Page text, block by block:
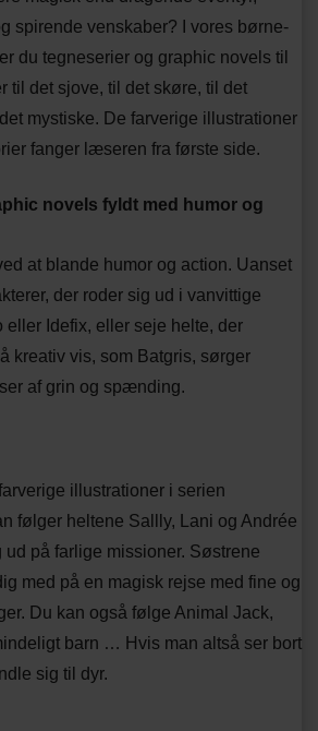
spirende venskaber? I vores børne-
du tegneserier og graphic novels til
til det sjove, til det skøre, til det
mystiske. De farverige illustrationer
fanger læseren fra første side.
novels fyldt med humor og
at blande humor og action. Uanset
der roder sig ud i vanvittige
eller Idefix, eller seje helte, der
kreativ vis, som Batgris, sørger
af grin og spænding.
illustrationer i serien
følger heltene Sallly, Lani og Andrée
ud på farlige missioner. Søstrene
med på en magisk rejse med fine og
Du kan også følge Animal Jack,
barn … Hvis man altså ser bort
sig til dyr.